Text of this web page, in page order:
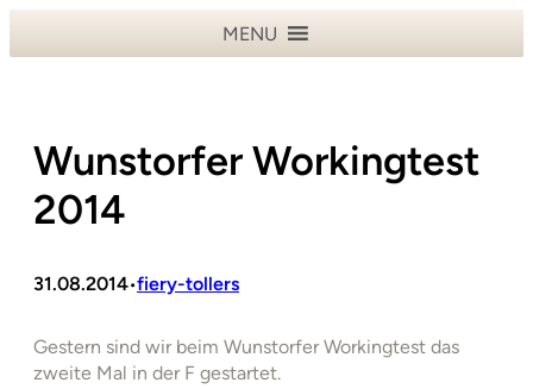
MENU
Wunstorfer Workingtest
2014
31.08.2014•fiery-tollers
Gestern sind wir beim Wunstorfer Workingtest das
zweite Mal in der F gestartet.